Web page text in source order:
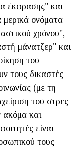
έκφρασης" και
μερικά ονόματα
χρόνου",
μάνατζερ" και
του
τους δικαστές
(με τη
του στρες
ακόμα και
είναι
τους